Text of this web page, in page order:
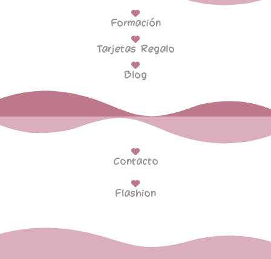
Formación
Tarjetas Regalo
Blog
Contacto
Flashion